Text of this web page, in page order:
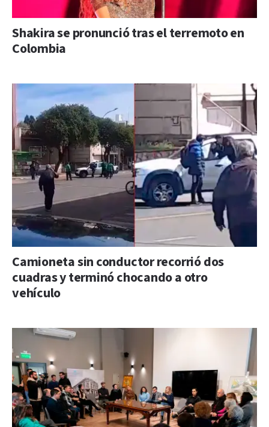
Shakira se pronunció tras el terremoto en
Colombia
Camioneta sin conductor recorrió dos
cuadras y terminó chocando a otro
vehículo